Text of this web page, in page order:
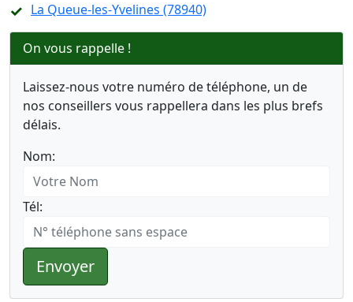
La Queue-les-Yvelines (78940)
On vous rappelle !
Laissez-nous votre numéro de téléphone, un de
nos conseillers vous rappellera dans les plus brefs
délais.
Nom:
Tél:
Envoyer